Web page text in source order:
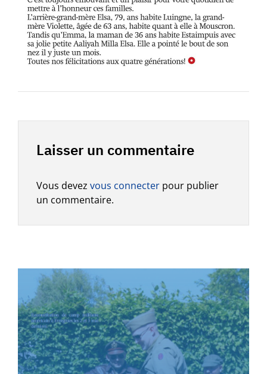
Laisser un commentaire
Vous devez vous connecter pour publier
un commentaire.